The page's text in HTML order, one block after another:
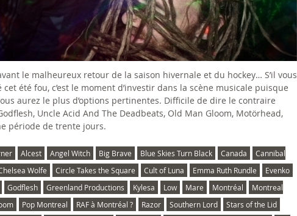
le malheureux retour de la saison hivernale et du hockey… S’il vous
été fou, c’est le moment d’investir dans la scène musicale puisque
aurez le plus d’options pertinentes. Difficile de dire le contraire
Uncle Acid And The Deadbeats, Old Man Gloom, Motörhead,
période de trente jours.
Alcest Angel Witch Big Brave Blue Skies Turn Black Canada
Cannibal
Wolfe Circle Takes the Square Cult of Luna Emma Ruth Rundle
Evenko
Godflesh Greenland Productions Kylesa Low Mare Montréal
Montreal
Pop Montreal RAF à Montréal ? Razor Southern Lord
Stars of the Lid